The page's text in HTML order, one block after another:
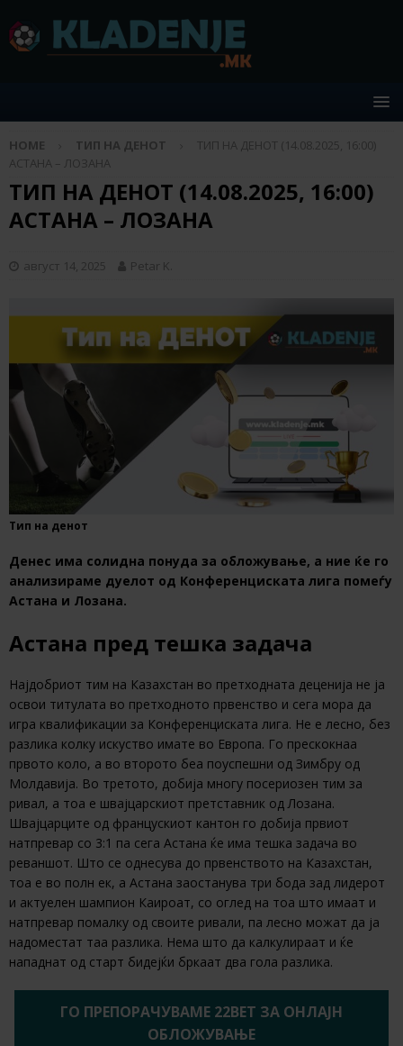
HOME ТИП НА ДЕНОТ
ТИП НА ДЕНОТ (14.08.2025, 16:00)
АСТАНА – ЛОЗАНА
ТИП НА ДЕНОТ (14.08.2025, 16:00)
АСТАНА – ЛОЗАНА
август 14, 2025 Petar K.
Тип на денот
Денес има солидна понуда за обложување, а ние ќе го
анализираме дуелот од Конференциската лига помеѓу
Астана и Лозана.
Астана пред тешка задача
Најдобриот тим на Казахстан во претходната деценија не ја
освои титулата во претходното првенство и сега мора да
игра квалификации за Конференциската лига. Не е лесно, без
разлика колку искуство имате во Европа. Го прескокнаа
првото коло, а во второто беа поуспешни од Зимбру од
Молдавија. Во третото, добија многу посериозен тим за
ривал, а тоа е швајцарскиот претставник од Лозана.
Швајцарците од францускиот кантон го добија првиот
натпревар со 3:1 па сега Астана ќе има тешка задача во
реваншот. Што се однесува до првенството на Казахстан,
тоа е во полн ек, а Астана заостанува три бода зад лидерот
и актуелен шампион Каироат, со оглед на тоа што имаат и
натпревар помалку од своите ривали, па лесно можат да ја
надоместат таа разлика. Нема што да калкулираат и ќе
нападнат од старт бидејќи бркаат два гола разлика.
ГО ПРЕПОРАЧУВАМЕ 22BET ЗА ОНЛАЈН
ОБЛОЖУВАЊЕ